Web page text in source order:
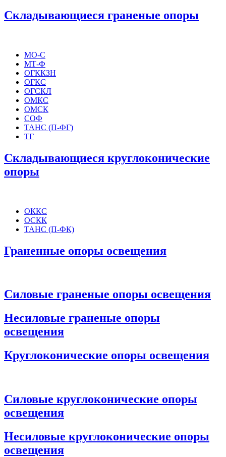
Складывающиеся граненые опоры
МО-С
МТ-Ф
ОГККЗН
ОГКС
ОГСКЛ
ОМКС
ОМСК
СОФ
ТАНС (П-ФГ)
ТГ
Складывающиеся круглоконические
опоры
ОККС
ОСКК
ТАНС (П-ФК)
Граненные опоры освещения
Силовые граненые опоры освещения
Несиловые граненые опоры
освещения
Круглоконические опоры освещения
Силовые круглоконические опоры
освещения
Несиловые круглоконические опоры
освещения